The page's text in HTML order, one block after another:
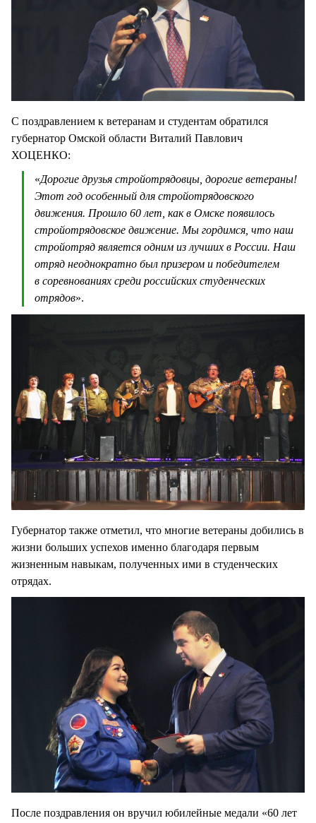
С поздравлением к ветеранам и студентам обратился
губернатор Омской области Виталий Павлович
ХОЦЕНКО:
«Дорогие друзья стройотрядовцы, дорогие ветераны!
Этот год особенный для стройотрядовского
движения. Прошло 60 лет, как в Омске появилось
стройотрядовское движение. Мы гордимся, что наш
стройотряд является одним из лучших в России. Наш
отряд неоднократно был призером и победителем
в соревнованиях среди российских студенческих
отрядов».
Губернатор также отметил, что многие ветераны добились в
жизни больших успехов именно благодаря первым
жизненным навыкам, полученных ими в студенческих
отрядах.
После поздравления он вручил юбилейные медали «60 лет